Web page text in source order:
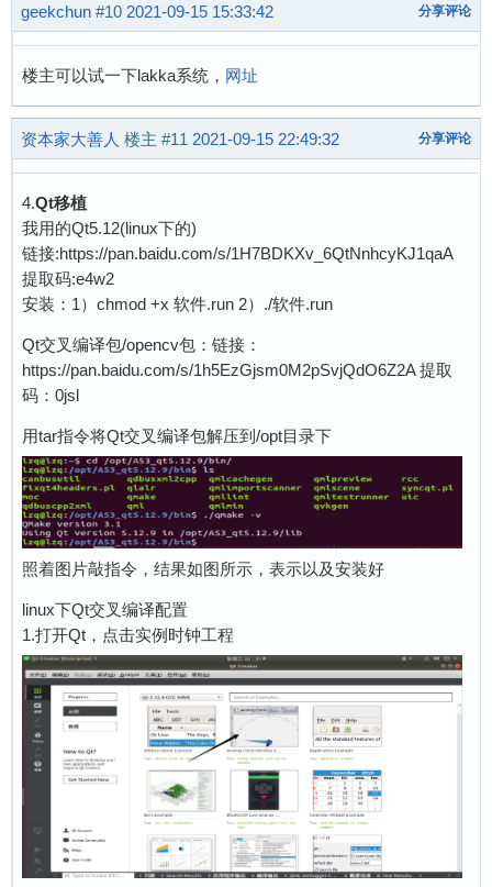
geekchun #10 2021-09-15 15:33:42 分享评论
楼主可以试一下lakka系统， 网址
资本家大善人 楼主 #11 2021-09-15 22:49:32 分享评论
4.Qt移植
我用的Qt5.12(linux下的)
链接:https://pan.baidu.com/s/1H7BDKXv_6QtNnhcyKJ1qaA
提取码:e4w2
安装：1）chmod +x 软件.run 2）./软件.run
Qt交叉编译包/opencv包：链接：
https://pan.baidu.com/s/1h5EzGjsm0M2pSvjQdO6Z2A 提取
码：0jsl
用tar指令将Qt交叉编译包解压到/opt目录下
照着图片敲指令，结果如图所示，表示以及安装好
linux下Qt交叉编译配置
1.打开Qt，点击实例时钟工程